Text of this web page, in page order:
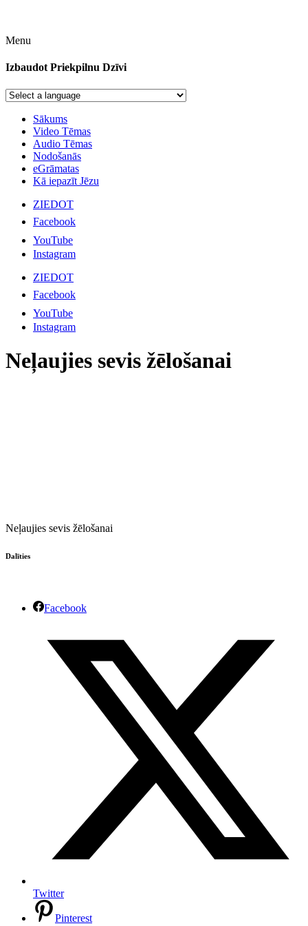
Menu
Izbaudot Priekpilnu Dzīvi
Sākums
Video Tēmas
Audio Tēmas
Nodošanās
eGrāmatas
Kā iepazīt Jēzu
ZIEDOT
Facebook
YouTube
Instagram
ZIEDOT
Facebook
YouTube
Instagram
Neļaujies sevis žēlošanai
Neļaujies sevis žēlošanai
Dalīties
Facebook
Twitter
Pinterest